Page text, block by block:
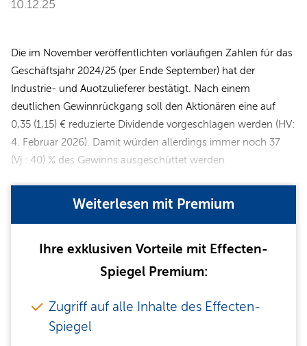
10.12.25
Die im November veröffentlichten vorläufigen Zahlen für das
Geschäftsjahr 2024/25 (per Ende September) hat der
Industrie- und Auotzulieferer bestätigt. Nach einem
deutlichen Gewinnrückgang soll den Aktionären eine auf
0,35 (1,15) € reduzierte Dividende vorgeschlagen werden (HV:
4. Februar 2026). Damit würden allerdings immer noch 37
(Vj.: 40) % des Gewinns ausgeschüttet werden.
Weiterlesen mit Premium
Ihre exklusiven Vorteile mit Effecten-
Spiegel Premium:
Zugriff auf alle Inhalte des Effecten-
Spiegel